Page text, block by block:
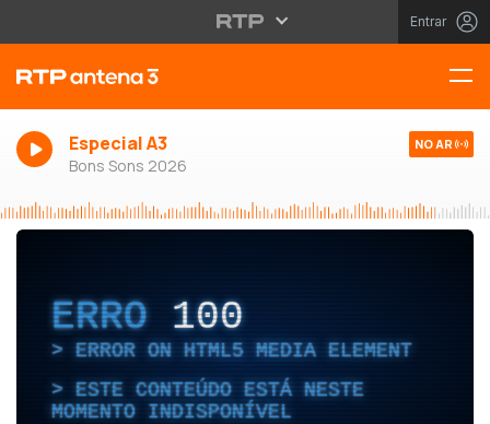
Entrar
Especial A3
Bons Sons 2026
NO AR
ERRO 100
ERROR ON HTML5 MEDIA ELEMENT
ESTE CONTEÚDO ESTÁ NESTE
MOMENTO INDISPONÍVEL